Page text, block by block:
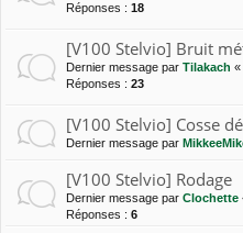
Réponses : 18
[V100 Stelvio] Bruit
Dernier message par Tilakach «
Réponses : 23
[V100 Stelvio] Cosse
Dernier message par
[V100 Stelvio] Rodage
Dernier message par Clochette
Réponses : 6